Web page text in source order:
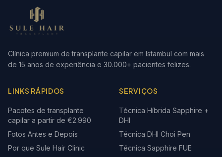
Clínica premium de transplante capilar em Istambul com mais
de 15 anos de experiência e 30.000+ pacientes felizes.
LINKS RÁPIDOS
Pacotes de transplante
capilar a partir de €2.990
Fotos Antes e Depois
Por que Sule Hair Clinic
SERVIÇOS
Técnica Híbrida Sapphire +
DHI
Técnica DHI Choi Pen
Técnica Sapphire FUE